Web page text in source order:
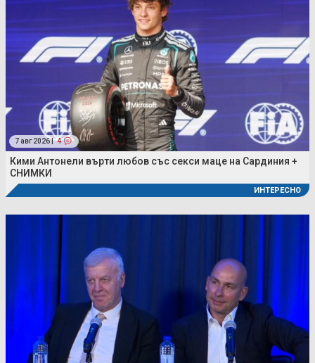
7 авг 2026 | 4
Кими Антонели върти любов със секси маце на Сардиния +
СНИМКИ
ИНТЕРЕСНО